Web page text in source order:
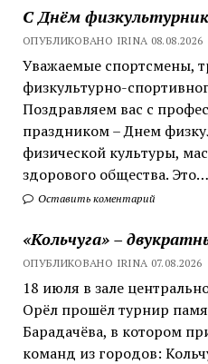
С Днём
ОПУБЛИКОВАНО IRINA 08.08.2026
Уважаемые спортсмены,
физкультурно-
Поздравляем вас с
праздником – Днем
физической культуры,
здорового общества. Это…
Оставить коментарий
«Кольчуга» –
ОПУБЛИКОВАНО IRINA 07.08.2026
18 июля в зале
Орёл прошёл турнир
Барадачёва, в котором
команд из городов: